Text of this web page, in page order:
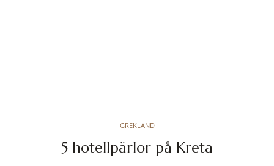
GREKLAND
5 hotellpärlor på Kreta